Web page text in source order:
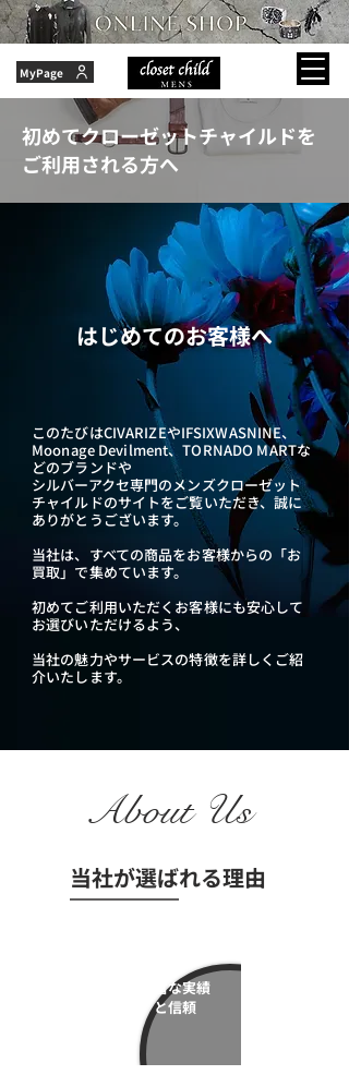
MyPage
初めてクローゼットチャイルドを
ご利用される方へ
このたびはCIVARIZEやIFSIXWASNINE、
Moonage Devilment、TORNADO MARTな
どのブランドや
シルバーアクセ専門のメンズクローゼット
チャイルドのサイトをご覧いただき、誠に
ありがとうございます。
当社は、すべての商品をお客様からの「お
買取」で集めています。
初めてご利用いただくお客様にも安心して
お選びいただけるよう、
当社の魅力やサービスの特徴を詳しくご紹
介いたします。
はじめてのお客様へ
About Us
当社が選ばれる理由
豊富な実績
と信頼